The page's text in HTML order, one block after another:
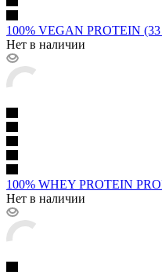
100% VEGAN PROTEIN
Нет в наличии
100% WHEY PROTEIN
Нет в наличии